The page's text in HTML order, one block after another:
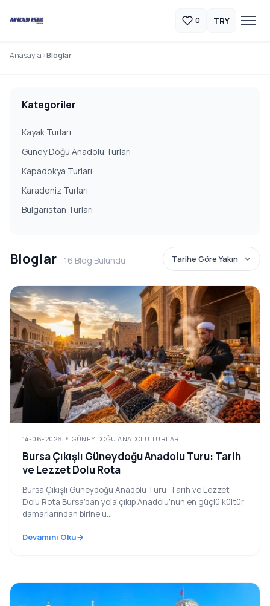
0 TRY
Anasayfa Bloglar
Kategoriler
Kayak Turları
Güney Doğu Anadolu Turları
Kapadokya Turları
Karadeniz Turları
Bulgaristan Turları
Bloglar 16 Blog Bulundu
14-06-2026 GÜNEY DOĞU ANADOLU TURLARI
Bursa Çıkışlı Güneydoğu Anadolu Turu: Tarih
ve Lezzet Dolu Rota
Bursa Çıkışlı Güneydoğu Anadolu Turu: Tarih ve Lezzet
Dolu Rota Bursa’dan yola çıkıp Anadolu’nun en güçlü kültür
damarlarından birine u...
Devamını Oku